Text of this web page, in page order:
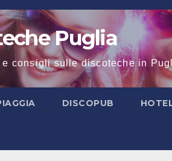
Puglia
consigli sulle discoteche in
DISCOPUB